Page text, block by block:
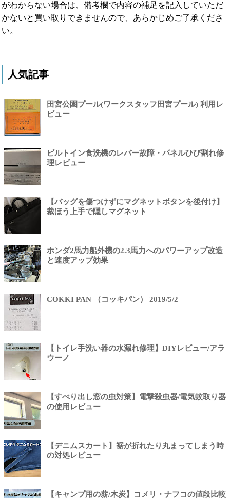
がわからない場合は、備考欄で内容の補足を記入していただ
かないと買い取りできませんので、あらかじめご了承くださ
い。
人気記事
田宮公園プール(ワークスタッフ田宮プール) 利用レ
ビュー
ビルトイン食洗機のレバー故障・パネルひび割れ修
理レビュー
【バッグを傷つけずにマグネットボタンを後付け】
裁ほう上手で隠しマグネット
ホンダ2馬力船外機の2.3馬力へのパワーアップ改造
と速度アップ効果
COKKI PAN （コッキパン） 2019/5/2
【トイレ手洗い器の水漏れ修理】DIYレビュー/アラ
ウーノ
【すべり出し窓の虫対策】電撃殺虫器/電気蚊取り器
の使用レビュー
【デニムスカート】裾が折れたり丸まってしまう時
の対処レビュー
【キャンプ用の薪/木炭】コメリ・ナフコの値段比較